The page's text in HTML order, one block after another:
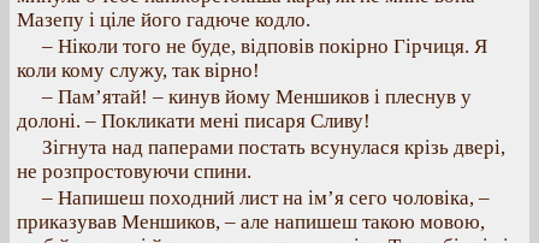
Мазепу і ціле його гадюче кодло.
– Ніколи того не буде, відповів покірно Гірчиця. Я
коли кому служу, так вірно!
– Пам’ятай! – кинув йому Меншиков і плеснув у
долоні. – Покликати мені писаря Сливу!
Зігнута над паперами постать всунулася крізь двері,
не розпростовуючи спини.
– Напишеш походний лист на ім’я сего чоловіка, –
приказував Меншиков, – але напишеш такою мовою,